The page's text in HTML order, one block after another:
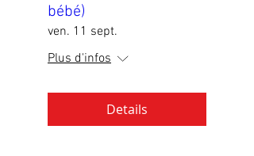
bébé)
ven. 11 sept.
Plus d'infos
Details